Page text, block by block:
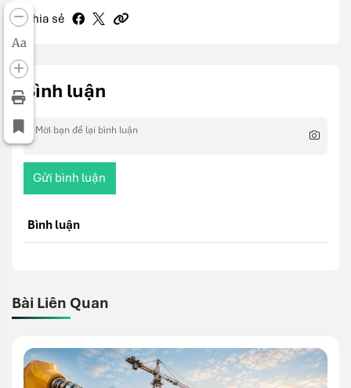
Aa
Chia sẻ
Bình luận
Gửi bình luận
Bình luận
Bài Liên Quan